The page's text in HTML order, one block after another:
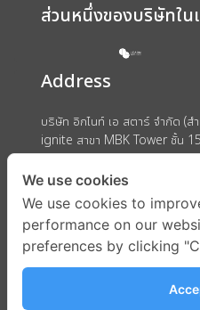
ส่วนหนึ่งของบริษัทใน
Address
บริษัท อิกไนท์ เอ สตาร์ จำกัด (ส
ignite สาขา MBK Tower ชั้น 15
ถนนพญาไท แขวงวังใหม่ เขตป
We use cookies
We use cookies to
performance on our
preferences by clicking